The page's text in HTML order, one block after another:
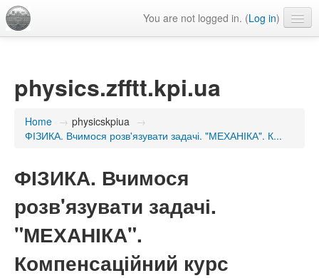
You are not logged in. (Log in)
physics.zfftt.kpi.ua
Home → physicskpiua →
ФІЗИКА. Вчимося розв'язувати задачі. "МЕХАНІКА". К...
ФІЗИКА. Вчимося
розв'язувати задачі.
"МЕХАНІКА".
Компенсаційний курс